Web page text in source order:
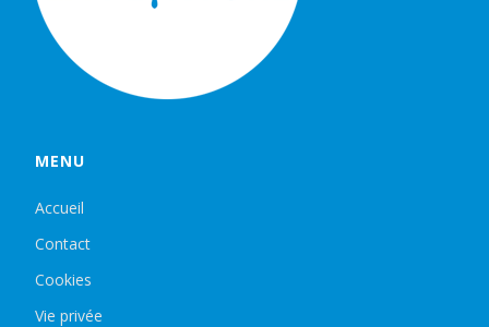
MENU
Accueil
Contact
Cookies
Vie privée